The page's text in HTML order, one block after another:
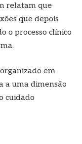
relatam que
que depois
o processo clínico
em
a uma dimensão
cuidado